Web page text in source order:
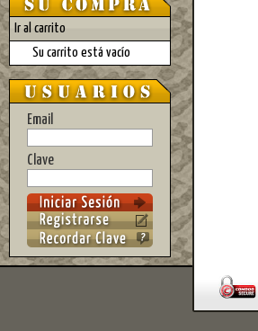
Ir al carrito
Su carrito está vacío
Email
Clave